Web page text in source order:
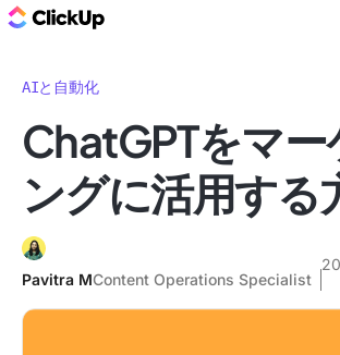
AIと自動化
ChatGPTをマー
ングに活用する
Pavitra MContent Operations Specialist